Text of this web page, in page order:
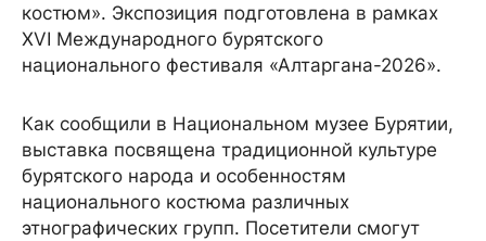
костюм». Экспозиция подготовлена в рамках
XVI Международного бурятского
национального фестиваля «Алтаргана-2026».
Как сообщили в Национальном музее Бурятии,
выставка посвящена традиционной культуре
бурятского народа и особенностям
национального костюма различных
этнографических групп. Посетители смогут